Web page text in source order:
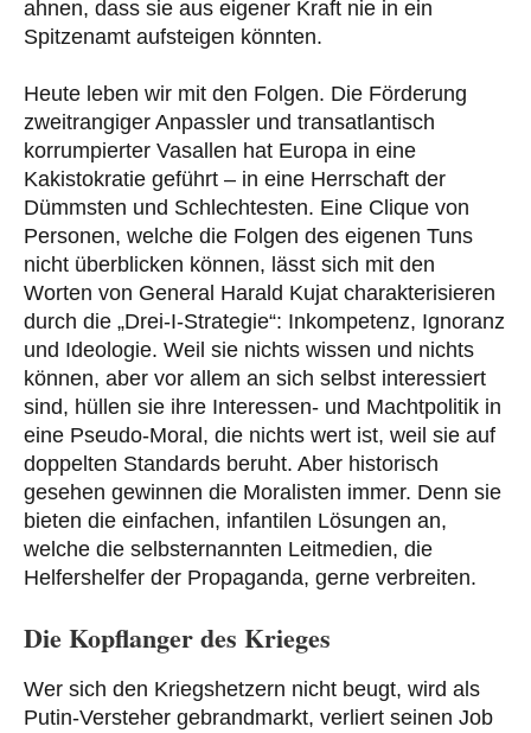
ahnen, dass sie aus eigener Kraft nie in ein
Spitzenamt aufsteigen könnten.
Heute leben wir mit den Folgen. Die Förderung
zweitrangiger Anpassler und transatlantisch
korrumpierter Vasallen hat Europa in eine
Kakistokratie geführt – in eine Herrschaft der
Dümmsten und Schlechtesten. Eine Clique von
Personen, welche die Folgen des eigenen Tuns
nicht überblicken können, lässt sich mit den
Worten von General Harald Kujat charakterisieren
durch die „Drei-I-Strategie“: Inkompetenz, Ignoranz
und Ideologie. Weil sie nichts wissen und nichts
können, aber vor allem an sich selbst interessiert
sind, hüllen sie ihre Interessen- und Machtpolitik in
eine Pseudo-Moral, die nichts wert ist, weil sie auf
doppelten Standards beruht. Aber historisch
gesehen gewinnen die Moralisten immer. Denn sie
bieten die einfachen, infantilen Lösungen an,
welche die selbsternannten Leitmedien, die
Helfershelfer der Propaganda, gerne verbreiten.
Die Kopflanger des Krieges
Wer sich den Kriegshetzern nicht beugt, wird als
Putin-Versteher gebrandmarkt, verliert seinen Job